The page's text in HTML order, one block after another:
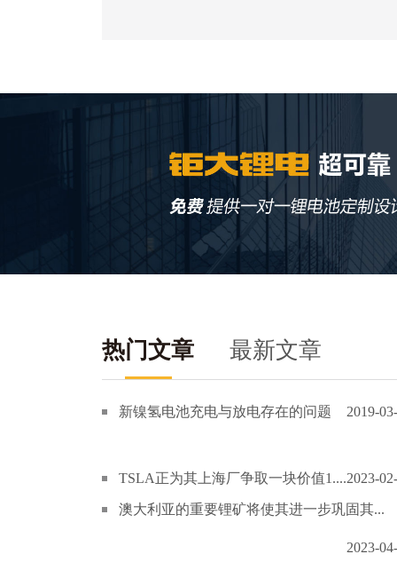
热门文章 最新文章
新镍氢电池充电与放电存在的问题 2019-
TSLA正为其上海厂争取一块价值1....2023-
澳大利亚的重要锂矿将使其进一步巩固其...
2023-